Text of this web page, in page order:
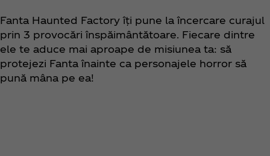
Fanta Haunted Factory îți pune la încercare curajul
prin 3 provocări înspăimântătoare. Fiecare dintre
ele te aduce mai aproape de misiunea ta: să
protejezi Fanta înainte ca personajele horror să
pună mâna pe ea!